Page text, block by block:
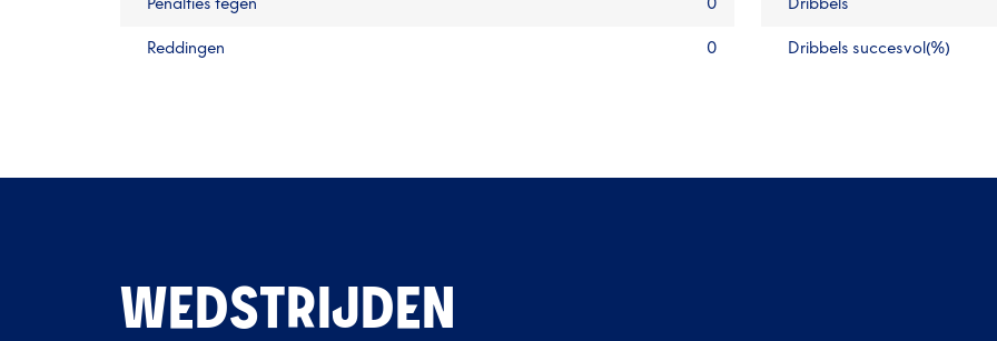
Reddingen 0 Dribbels succesvol(%)
WEDSTRIJDEN